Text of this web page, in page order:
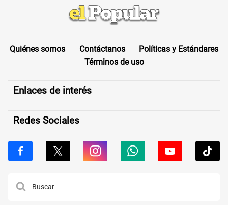
Quiénes somos Contáctanos
Políticas y Estándares
Términos de uso
Enlaces de interés
Redes Sociales